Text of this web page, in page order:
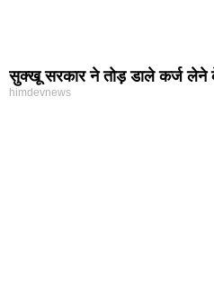
सुक्खू सरकार ने तोड़ डाले कर्ज लेने
himdevnews